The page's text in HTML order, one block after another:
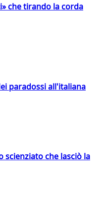
che tirando la corda
paradossi all'italiana
scienziato che lasciò la